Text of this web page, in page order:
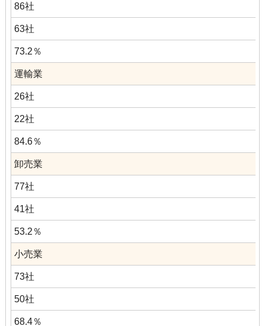
86社
63社
73.2％
運輸業
26社
22社
84.6％
卸売業
77社
41社
53.2％
小売業
73社
50社
68.4％